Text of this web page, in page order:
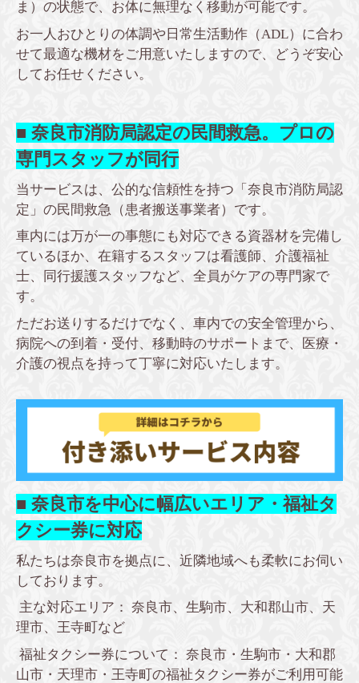
ま）の状態で、お体に無理なく移動が可能です。
お一人おひとりの体調や日常生活動作（ADL）に合わ
せて最適な機材をご用意いたしますので、どうぞ安心
してお任せください。
■ 奈良市消防局認定の民間救急。プロの
専門スタッフが同行
当サービスは、公的な信頼性を持つ「奈良市消防局認
定」の民間救急（患者搬送事業者）です。
車内には万が一の事態にも対応できる資器材を完備し
ているほか、在籍するスタッフは看護師、介護福祉
士、同行援護スタッフなど、全員がケアの専門家で
す。
ただお送りするだけでなく、車内での安全管理から、
病院への到着・受付、移動時のサポートまで、医療・
介護の視点を持って丁寧に対応いたします。
■ 奈良市を中心に幅広いエリア・福祉タ
クシー券に対応
私たちは奈良市を拠点に、近隣地域へも柔軟にお伺い
しております。
主な対応エリア： 奈良市、生駒市、大和郡山市、天
理市、王寺町など
福祉タクシー券について： 奈良市・生駒市・大和郡
山市・天理市・王寺町の福祉タクシー券がご利用可能